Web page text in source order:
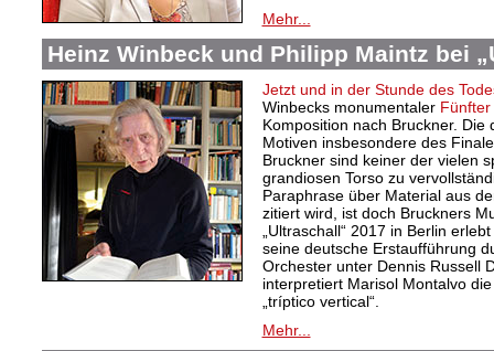
Mehr...
Heinz Winbeck und Philipp Maintz bei
Jetzt und in der Stunde des
Winbecks monumentaler Fünfter
Komposition nach Bruckner.
Motiven insbesondere des
Bruckner sind keiner der vielen
grandiosen Torso zu
Paraphrase über Material aus
zitiert wird, ist doch Bruckners
„Ultraschall“ 2017 in Berlin
seine deutsche Erstaufführung
Orchester unter Dennis Russell
interpretiert Marisol Montalvo
„tríptico vertical“.
Mehr...